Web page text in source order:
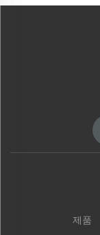
제품